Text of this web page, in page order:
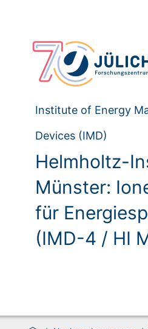
Institute of Energy
Devices (IMD)
Helmholtz-
Münster:
für
(IMD-4 / HI